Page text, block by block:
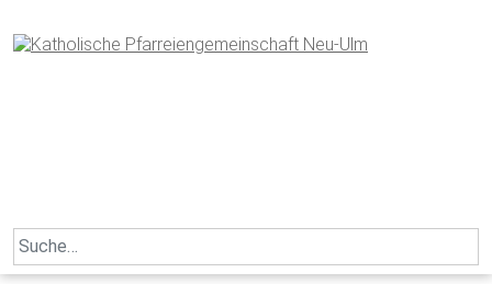
to
content
Search
for: